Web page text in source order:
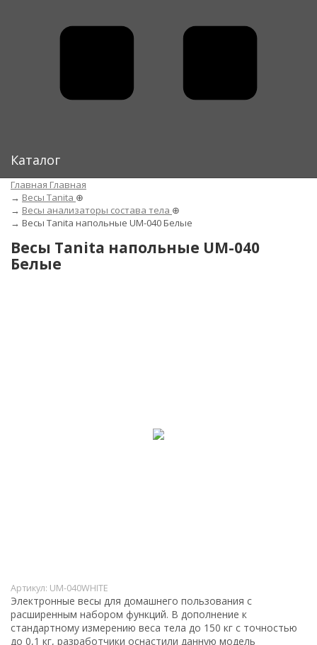
Каталог
Главная Главная
→ Весы Tanita ⊕
→ Весы анализаторы состава тела ⊕
→ Весы Tanita напольные UM-040 Белые
Весы Tanita напольные UM-040
Белые
Артикул: UM-040WHITE
Электронные весы для домашнего пользования с
расширенным набором функций. В дополнение к
стандартному измерению веса тела до 150 кг с точностью
до 0,1 кг, разработчики оснастили данную модель